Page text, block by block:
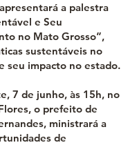
a palestra
e Seu
no Mato Grosso”,
sustentáveis no
seu impacto no estado.
7 de junho, às 15h, no
o prefeito de
ministrará a
de